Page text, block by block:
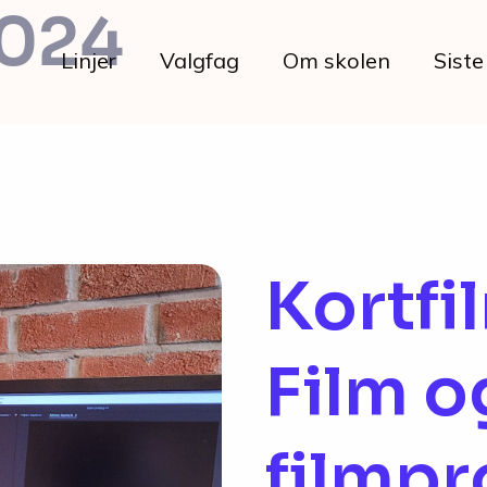
Linjer Valgfag Om skolen
Hverdagen
Maten hos oss
Her bor du
Film